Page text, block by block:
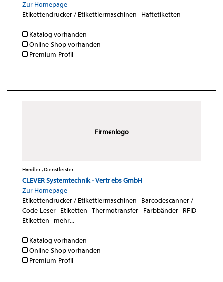
Zur Homepage
Etikettendrucker / Etikettiermaschinen · Haftetiketten ·
Katalog vorhanden
Online-Shop vorhanden
Premium-Profil
Firmenlogo
Händler , Dienstleister
CLEVER Systemtechnik - Vertriebs GmbH
Zur Homepage
Etikettendrucker / Etikettiermaschinen · Barcodescanner /
Code-Leser· Etiketten ·Thermotransfer - Farbbänder· RFID -
Etiketten · mehr...
Katalog vorhanden
Online-Shop vorhanden
Premium-Profil